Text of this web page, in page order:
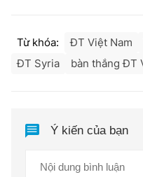
Từ khóa: ĐT Việt Nam
ĐT Syria
bàn thắng ĐT
Ý kiến của bạn